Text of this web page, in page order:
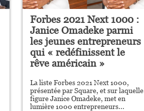
Forbes 2021 Next 1000 :
Janice Omadeke parmi
les jeunes entrepreneurs
qui « redéfinissent le
rêve américain »
La liste Forbes 2021 Next 1000,
présentée par Square, et sur laquelle
figure Janice Omadeke, met en
lumière 1000 entrepreneurs...